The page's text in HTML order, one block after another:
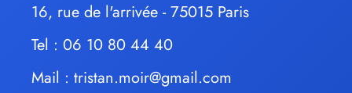
16, rue de l'arrivée - 75015 Paris
Tel : 06 10 80 44 40
Mail : tristan.moir@gmail.com